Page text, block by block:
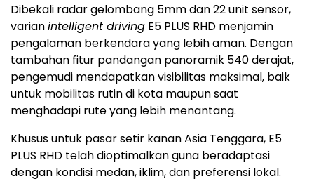
Dibekali radar gelombang 5mm dan 22 unit sensor,
varianintelligent driving E5 PLUS RHD menjamin
pengalaman berkendara yang lebih aman. Dengan
tambahan fitur pandangan panoramik 540 derajat,
pengemudi mendapatkan visibilitas maksimal, baik
untuk mobilitas rutin di kota maupun saat
menghadapi rute yang lebih menantang.
Khusus untuk pasar setir kanan Asia Tenggara, E5
PLUS RHD telah dioptimalkan guna beradaptasi
dengan kondisi medan, iklim, dan preferensi lokal.